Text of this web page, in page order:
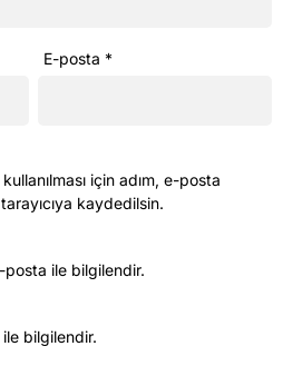
E-posta *
için adım, e-posta
kaydedilsin.
ile bilgilendir.
bilgilendir.